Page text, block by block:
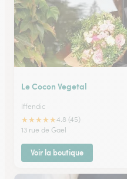
Le Cocon Vegetal
Iffendic
★★★★★4.8 (45)
13 rue de Gael
Voir la boutique